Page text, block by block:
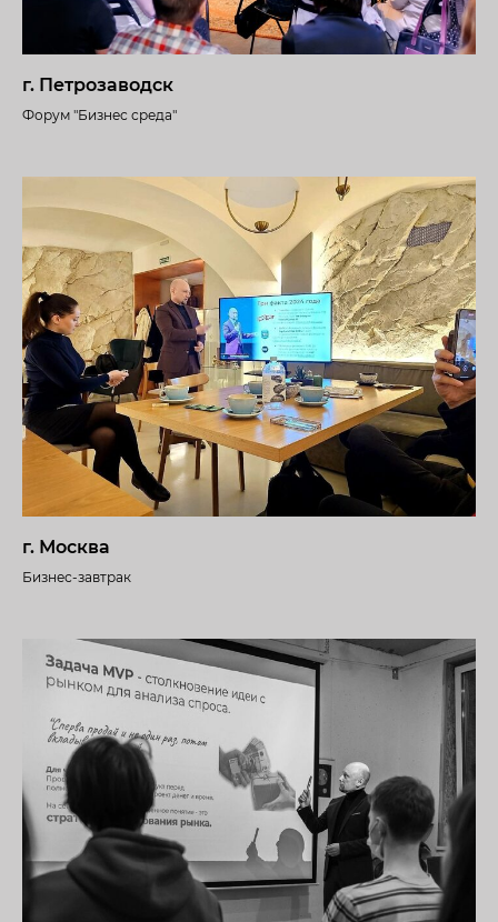
г. Петрозаводск
Форум "Бизнес среда"
г. Москва
Бизнес-завтрак